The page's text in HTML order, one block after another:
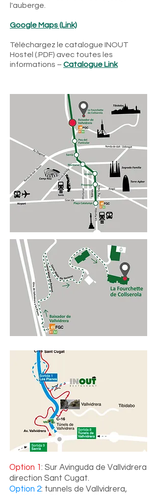
l'auberge.
Google Maps (Link)
Téléchargez le catalogue INOUT
Hostel (.PDF) avec toutes les
informations – Catalogue Link
Option 1 : Sur Avinguda de Vallvidrera
direction Sant Cugat.
Option 2: tunnels de Vallvidrera,